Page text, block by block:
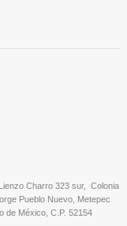
Charro 323 sur, Colonia
Pueblo Nuevo, Metepec
de México, C.P. 52154